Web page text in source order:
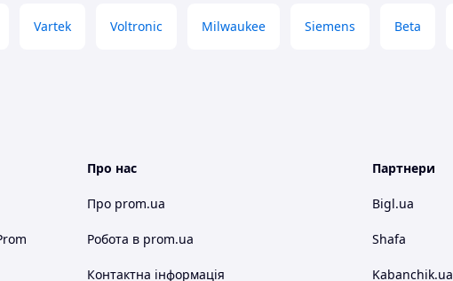
Vartek Voltronic Milwaukee Siemens Beta
Про нас
Про prom.ua
Робота в prom.ua
Контактна інформація
Партнери
Bigl.ua
Shafa
Kabanchik.ua